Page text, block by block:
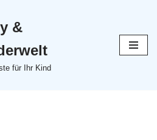
&
für Ihr Kind